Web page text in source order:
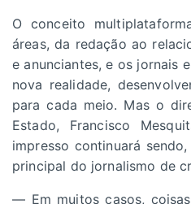
O conceito
áreas, da redação ao
e anunciantes, e os jornais
nova realidade,
para cada meio. Mas o
Estado, Francisco
impresso continuará
principal do jornalismo de
— Em muitos casos,